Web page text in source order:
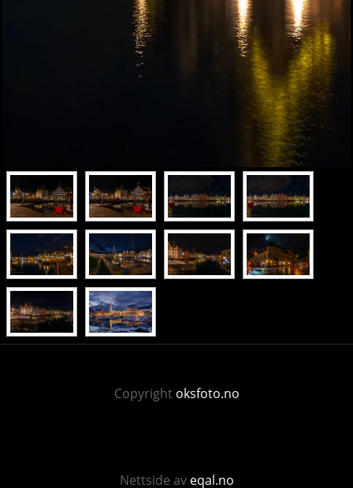
Copyright oksfoto.no
Nettside av eqal.no